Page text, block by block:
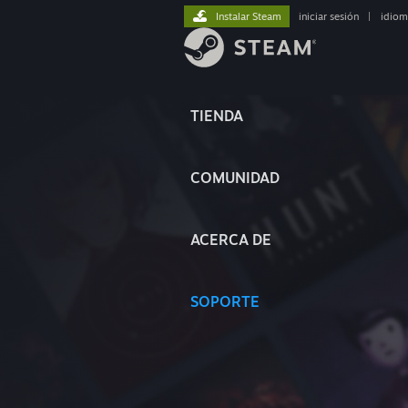
TIENDA
COMUNIDAD
ACERCA DE
SOPORTE
Instalar Steam iniciar sesión